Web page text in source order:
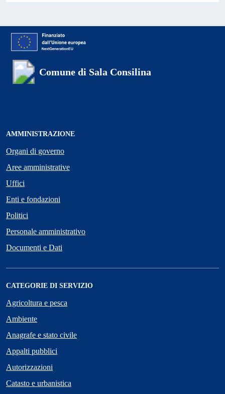
Comune di Sala Consilina
AMMINISTRAZIONE
Organi di governo
Aree amministrative
Uffici
Enti e fondazioni
Politici
Personale amministrativo
Documenti e Dati
CATEGORIE DI SERVIZIO
Agricoltura e pesca
Ambiente
Anagrafe e stato civile
Appalti pubblici
Autorizzazioni
Catasto e urbanistica